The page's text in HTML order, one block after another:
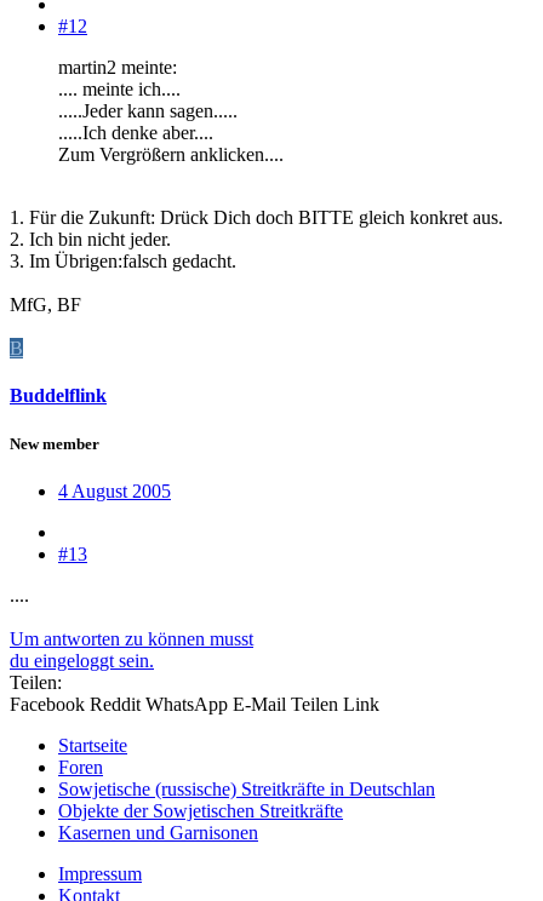
#12
martin2 meinte:
.... meinte ich....
.....Jeder kann sagen.....
.....Ich denke aber....
Zum Vergrößern anklicken....
1. Für die Zukunft: Drück Dich doch BITTE gleich konkret aus.
2. Ich bin nicht jeder.
3. Im Übrigen:falsch gedacht.
MfG, BF
B
Buddelflink
New member
4 August 2005
#13
....
Um antworten zu können musst
du eingeloggt sein.
Teilen:
Facebook Reddit WhatsApp E-Mail Teilen Link
Startseite
Foren
Sowjetische (russische) Streitkräfte in Deutschlan
Objekte der Sowjetischen Streitkräfte
Kasernen und Garnisonen
Impressum
Kontakt